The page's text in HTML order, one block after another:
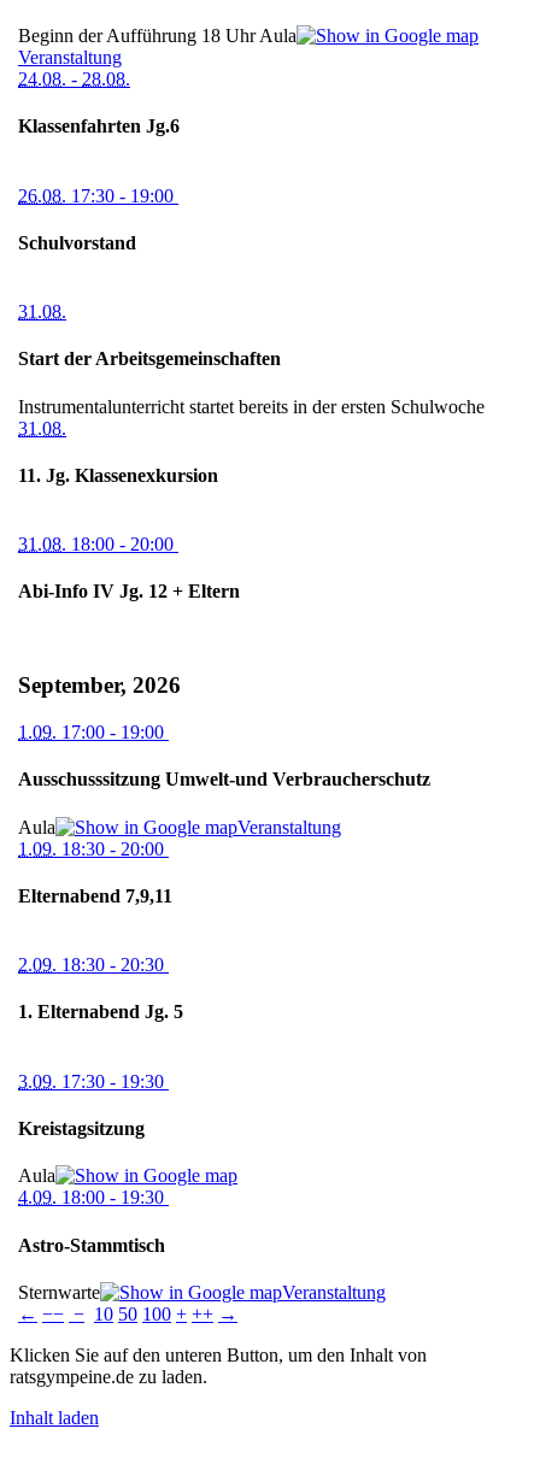
Beginn der Aufführung 18 UhrAula
Veranstaltung
24.08. - 28.08.
Klassenfahrten Jg.6
26.08. 17:30 - 19:00
Schulvorstand
31.08.
Start der Arbeitsgemeinschaften
Instrumentalunterricht startet bereits in der ersten Schulwoche
31.08.
11. Jg. Klassenexkursion
31.08. 18:00 - 20:00
Abi-Info IV Jg. 12 + Eltern
September, 2026
1.09. 17:00 - 19:00
Ausschusssitzung Umwelt-und Verbraucherschutz
Aula
Veranstaltung
1.09. 18:30 - 20:00
Elternabend 7,9,11
2.09. 18:30 - 20:30
1. Elternabend Jg. 5
3.09. 17:30 - 19:30
Kreistagsitzung
Aula
4.09. 18:00 - 19:30
Astro-Stammtisch
Sternwarte
Veranstaltung
← −− − 10 50 100 + ++ →
Klicken Sie auf den unteren Button, um den Inhalt von
ratsgympeine.de zu laden.
Inhalt laden